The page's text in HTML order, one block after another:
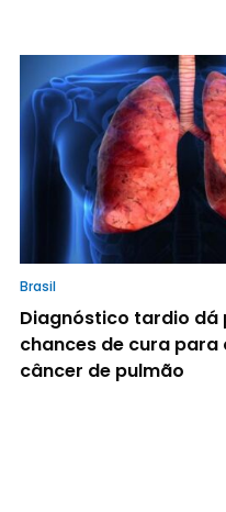
Brasil
Diagnóstico tardio dá
chances de cura para
câncer de pulmão